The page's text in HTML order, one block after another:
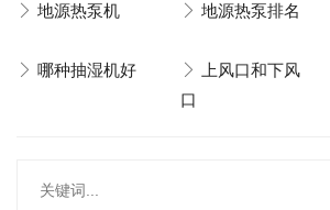
地源热泵机
地源热泵排名
哪种抽湿机好
上风口和下风
口